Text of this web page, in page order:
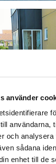
använder
användarna,
och
sådana
enhet till de